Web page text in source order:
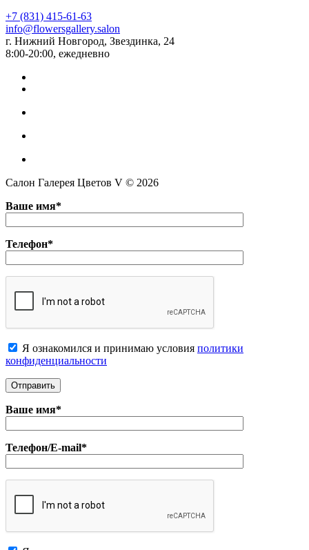
+7 (831) 415-61-63
info@flowersgallery.salon
г. Нижний Новгород, Звездинка, 24
8:00-20:00, ежедневно
Салон Галерея Цветов V © 2026
Ваше имя*
Телефон*
Я ознакомился и принимаю условия политики
конфиденциальноcти
Ваше имя*
Телефон/E-mail*